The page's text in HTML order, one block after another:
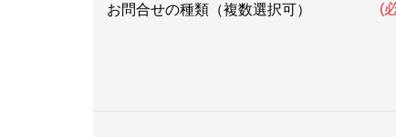
お問合せの種類（複数選択可） (